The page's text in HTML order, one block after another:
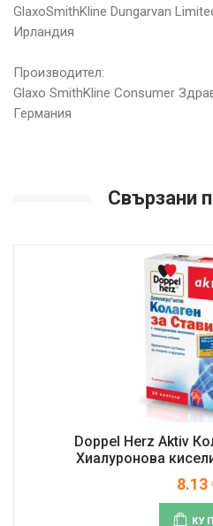
GlaxoSmithKline Dungarvan
Ирландия
Производител:
Glaxo SmithKline Consumer
Германия
Свързани
Doppel Herz Aktiv
Хиалуронова
8.13